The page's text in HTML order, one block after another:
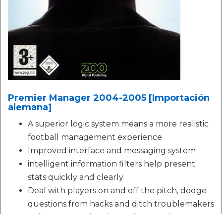
Premier Manager 2004-2005 [Importación
alemana]
A superior logic system means a more realistic
football management experience
Improved interface and messaging system
intelligent information filters help present
stats quickly and clearly
Deal with players on and off the pitch, dodge
questions from hacks and ditch troublemakers